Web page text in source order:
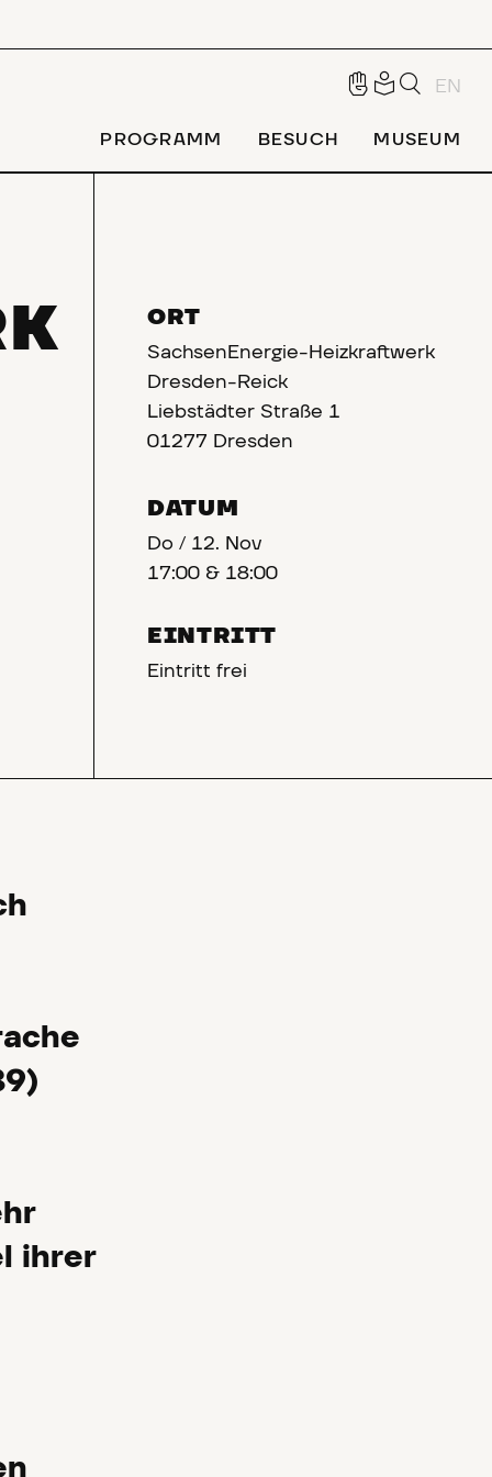
EN
PROGRAMM BESUCH MUSEUM
ORT
SachsenEnergie-Heizkraftwerk
Dresden-Reick
Liebstädter Straße 1
01277 Dresden
DATUM
Do / 12. Nov
17:00 & 18:00
EINTRITT
Eintritt frei
ihrer